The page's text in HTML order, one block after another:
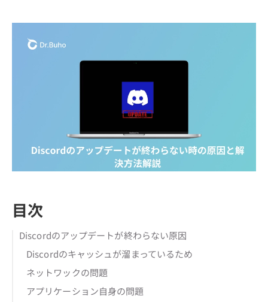
目次
Discordのアップデートが終わらない原因
Discordのキャッシュが溜まっているため
ネットワックの問題
アプリケーション自身の問題